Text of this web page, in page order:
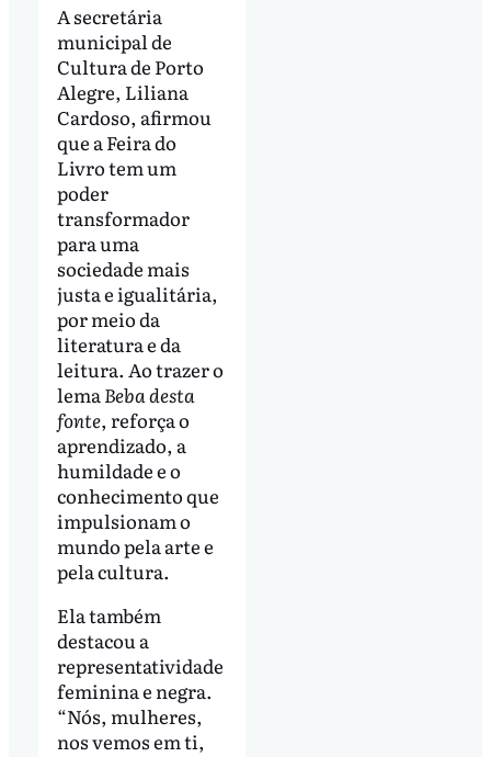
A secretária
municipal de
Cultura de Porto
Alegre, Liliana
Cardoso, afirmou
que a Feira do
Livro tem um
poder
transformador
para uma
sociedade mais
justa e igualitária,
por meio da
literatura e da
leitura. Ao trazer o
lema Beba desta
fonte, reforça o
aprendizado, a
humildade e o
conhecimento que
impulsionam o
mundo pela arte e
pela cultura.
Ela também
destacou a
representatividade
feminina e negra.
“Nós, mulheres,
nos vemos em ti,